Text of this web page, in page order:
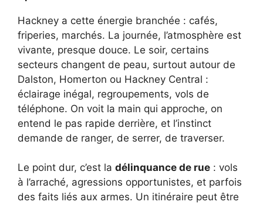
Hackney a cette énergie branchée : cafés,
friperies, marchés. La journée, l’atmosphère est
vivante, presque douce. Le soir, certains
secteurs changent de peau, surtout autour de
Dalston, Homerton ou Hackney Central :
éclairage inégal, regroupements, vols de
téléphone. On voit la main qui approche, on
entend le pas rapide derrière, et l’instinct
demande de ranger, de serrer, de traverser.
Le point dur, c’est la délinquance de rue : vols
à l’arraché, agressions opportunistes, et parfois
des faits liés aux armes. Un itinéraire peut être